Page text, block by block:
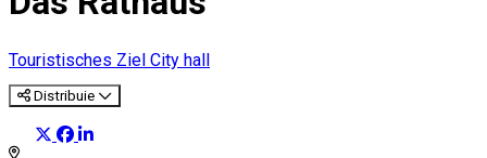
Touristisches Ziel City hall
Distribuie